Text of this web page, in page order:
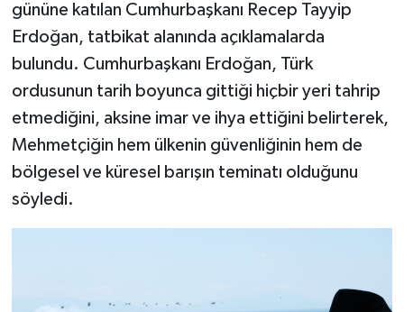
gününe katılan Cumhurbaşkanı Recep Tayyip
Erdoğan, tatbikat alanında açıklamalarda
bulundu. Cumhurbaşkanı Erdoğan, Türk
ordusunun tarih boyunca gittiği hiçbir yeri tahrip
etmediğini, aksine imar ve ihya ettiğini belirterek,
Mehmetçiğin hem ülkenin güvenliğinin hem de
bölgesel ve küresel barışın teminatı olduğunu
söyledi.